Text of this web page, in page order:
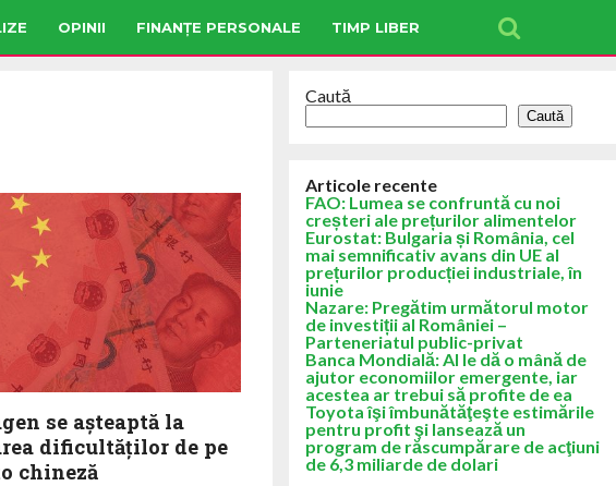
OPINII FINANȚE PERSONALE TIMP LIBER
se așteaptă la
dificultăților de pe
chineză
Caută
Caută
Articole recente
FAO: Lumea se confruntă cu noi
creșteri ale prețurilor alimentelor
Eurostat: Bulgaria și România, cel
mai semnificativ avans din UE al
prețurilor producției industriale, în
iunie
Nazare: Pregătim următorul motor
de investiții al României –
Parteneriatul public-privat
Banca Mondială: AI le dă o mână de
ajutor economiilor emergente, iar
acestea ar trebui să profite de ea
Toyota îşi îmbunătăţeşte estimările
pentru profit şi lansează un
program de răscumpărare de acţiuni
de 6,3 miliarde de dolari